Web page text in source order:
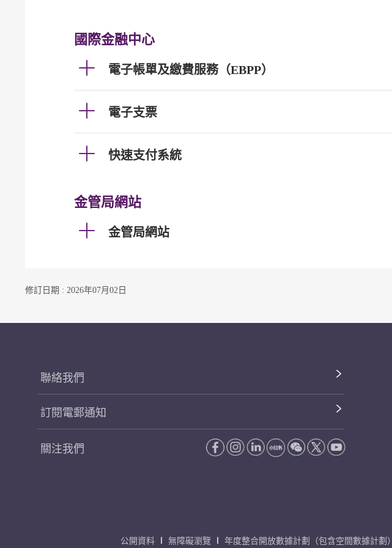
國際金融中心
電子帳單及繳費服務（EBPP）
電子支票
快速支付系統
金管局網站
金管局網站
修訂日期 : 2026年07月02日
聯絡我們
訂閱電郵通知
關注我們
公開資料 無障礙瀏覽 年度整合開放數據計劃（包含空間數據計劃）